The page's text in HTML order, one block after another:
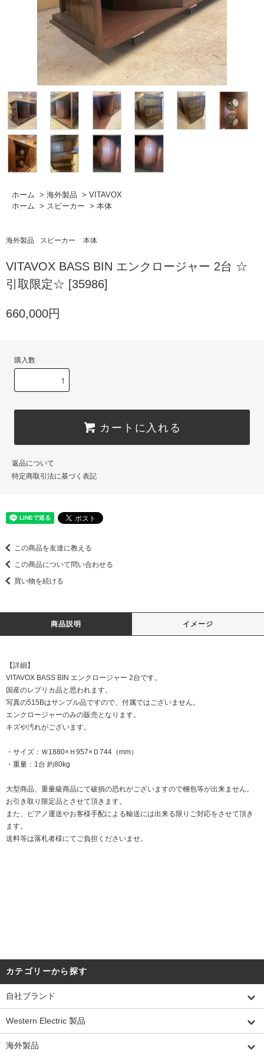
ホーム > 海外製品 > VITAVOX
ホーム > スピーカー > 本体
海外製品 スピーカー 本体
VITAVOX BASS BIN エンクロージャー 2台 ☆
引取限定☆ [35986]
660,000円
購入数
カートに入れる
返品について
特定商取引法に基づく表記
この商品を友達に教える
この商品について問い合わせる
買い物を続ける
商品説明 イメージ
【詳細】
VITAVOX BASS BIN エンクロージャー 2台です。
国産のレプリカ品と思われます。
写真の515Bはサンプル品ですので、付属ではございません。
エンクロージャーのみの販売となります。
キズや汚れがございます。
・サイズ：Ｗ1880×Ｈ957×Ｄ744（mm）
・重量：1台 約80kg
大型商品、重量級商品にて破損の恐れがございますので梱包等が出来ません。
お引き取り限定品とさせて頂きます。
また、ピアノ運送やお客様手配による輸送には出来る限りご対応をさせて頂き
ます。
送料等は落札者様にてご負担くださいませ。
カテゴリーから探す
自社ブランド
Western Electric 製品
海外製品